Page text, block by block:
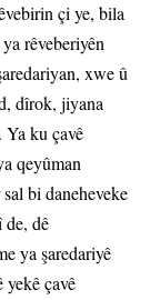
çi ye, bila
rêveberiyên
xwe û
dîrok, jiyana
ku çavê
qeyûman
bi daneheveke
de, dê
ya şaredariyê
çavê